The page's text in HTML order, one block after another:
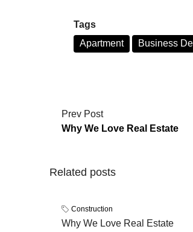
Tags
Apartment
Business
Prev Post
Why We Love Real Estate
Related posts
Construction
Why We Love Real Estate